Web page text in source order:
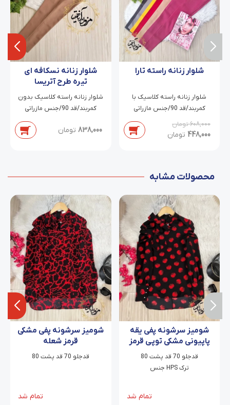
شلوار زنانه راسته تارا
شلوار زنانه راسته کلاسیک با
کمربند/قد 90/جنس مازراتی
دابل/سایز 38 تا 46
608,000تومان
448,000 تومان
شلوار زنانه نسکافه ای
تیره طرح آتریسا
شلوار زنانه راسته کلاسیک بدون
کمربند/قد 90/جنس مازراتی
838,000 تومان
محصولات مشابه
شومیز سرشونه پفی یقه
پاپیونی مشکی توپی قرمز
قدجلو 70 قد پشت 80
جنس HPS ترک
تمام شد
شومیز سرشونه پفی مشکی
قرمز شعله
قدجلو 70 قد پشت 80
تمام شد